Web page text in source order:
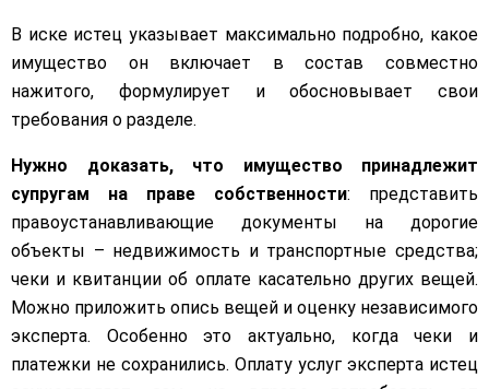
В иске истец указывает максимально подробно, какое
имущество он включает в состав совместно
нажитого, формулирует и обосновывает свои
требования о разделе.
Нужно доказать, что имущество принадлежит
супругам на праве собственности: представить
правоустанавливающие документы на дорогие
объекты – недвижимость и транспортные средства;
чеки и квитанции об оплате касательно других вещей.
Можно приложить опись вещей и оценку независимого
эксперта. Особенно это актуально, когда чеки и
платежки не сохранились. Оплату услуг эксперта истец